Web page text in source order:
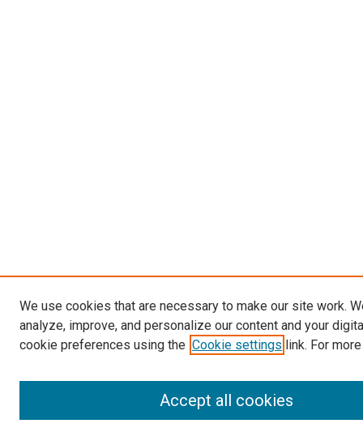
We use cookies that are necessary to make our site work.
analyze, improve, and personalize our content and your
cookie preferences using the Cookie settings link. For
Accept all cookies